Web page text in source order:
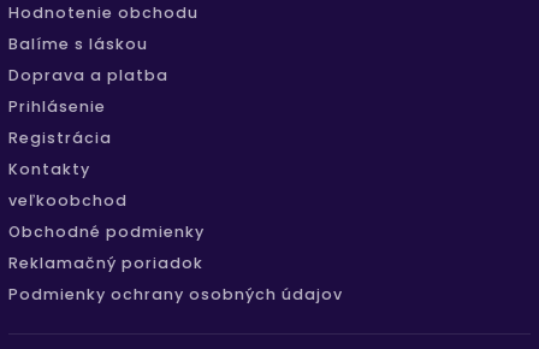
Hodnotenie obchodu
Balíme s láskou
Doprava a platba
Prihlásenie
Registrácia
Kontakty
veľkoobchod
Obchodné podmienky
Reklamačný poriadok
Podmienky ochrany osobných údajov